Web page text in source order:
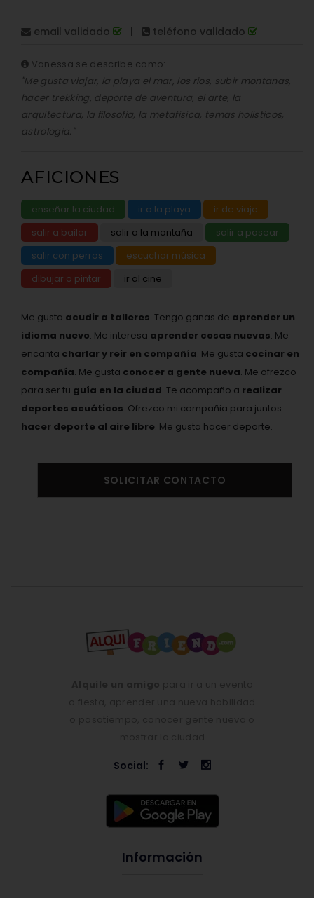
email validado | teléfono validado
Vanessa se describe como:
"Me gusta viajar, la playa el mar, los rios, subir montanas,
hacer trekking, deporte de aventura, el arte, la
arquitectura, la filosofia, la metafisica, temas holisticos,
astrologia."
AFICIONES
enseñar la ciudad ir a la playa
ir de viaje
salir a bailar
salir a la montaña
salir a pasear
salir con perros
escuchar música
dibujar o pintar
ir al cine
Me gusta acudir a talleres. Tengo ganas de aprender un
idioma nuevo. Me interesa aprender cosas nuevas. Me
encanta charlar y reir en compañía. Me gusta cocinar en
compañía. Me gusta conocer a gente nueva. Me ofrezco
para ser tu guía en la ciudad. Te acompaño a realizar
deportes acuáticos. Ofrezco mi compañia para juntos
hacer deporte al aire libre. Me gusta hacer deporte.
SOLICITAR CONTACTO
Social:
Información